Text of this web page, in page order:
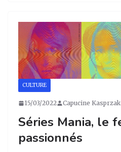
a
g
ra
m
e
b
o
o
e
dI
n
CULTURE
15/03/2022 Capucine Kasprzak
Séries Mania, le
passionnés